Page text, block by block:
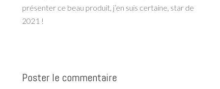
présenter ce beau produit, j’en suis certaine, star de
2021 !
Poster le commentaire